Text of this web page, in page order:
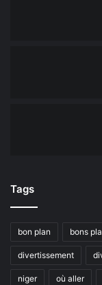
Tags
bon plan bons
divertissement
niger où aller